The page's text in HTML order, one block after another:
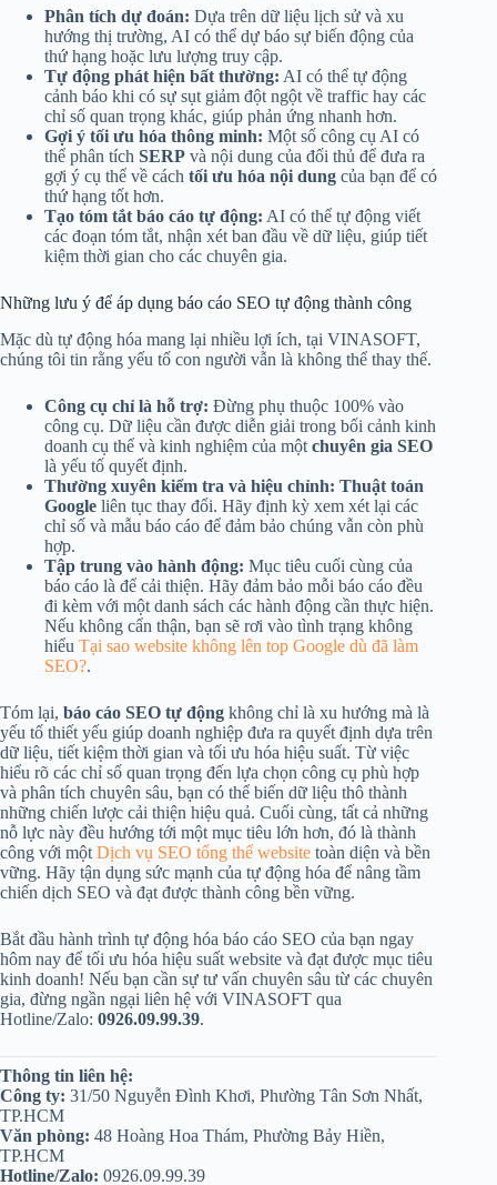
Phân tích dự đoán: Dựa trên dữ liệu lịch sử và xu
hướng thị trường, AI có thể dự báo sự biến động của
thứ hạng hoặc lưu lượng truy cập.
Tự động phát hiện bất thường: AI có thể tự động
cảnh báo khi có sự sụt giảm đột ngột về traffic hay các
chỉ số quan trọng khác, giúp phản ứng nhanh hơn.
Gợi ý tối ưu hóa thông minh: Một số công cụ AI có
thể phân tích SERP và nội dung của đối thủ để đưa ra
gợi ý cụ thể về cách tối ưu hóa nội dung của bạn để có
thứ hạng tốt hơn.
Tạo tóm tắt báo cáo tự động: AI có thể tự động viết
các đoạn tóm tắt, nhận xét ban đầu về dữ liệu, giúp tiết
kiệm thời gian cho các chuyên gia.
Những lưu ý để áp dụng báo cáo SEO tự động thành công
Mặc dù tự động hóa mang lại nhiều lợi ích, tại VINASOFT,
chúng tôi tin rằng yếu tố con người vẫn là không thể thay thế.
Công cụ chỉ là hỗ trợ: Đừng phụ thuộc 100% vào
công cụ. Dữ liệu cần được diễn giải trong bối cảnh kinh
doanh cụ thể và kinh nghiệm của một chuyên gia SEO
là yếu tố quyết định.
Thường xuyên kiểm tra và hiệu chỉnh: Thuật toán
Google liên tục thay đổi. Hãy định kỳ xem xét lại các
chỉ số và mẫu báo cáo để đảm bảo chúng vẫn còn phù
hợp.
Tập trung vào hành động: Mục tiêu cuối cùng của
báo cáo là để cải thiện. Hãy đảm bảo mỗi báo cáo đều
đi kèm với một danh sách các hành động cần thực hiện.
Nếu không cẩn thận, bạn sẽ rơi vào tình trạng không
hiểu Tại sao website không lên top Google dù đã làm
SEO?.
Tóm lại, báo cáo SEO tự động không chỉ là xu hướng mà là
yếu tố thiết yếu giúp doanh nghiệp đưa ra quyết định dựa trên
dữ liệu, tiết kiệm thời gian và tối ưu hóa hiệu suất. Từ việc
hiểu rõ các chỉ số quan trọng đến lựa chọn công cụ phù hợp
và phân tích chuyên sâu, bạn có thể biến dữ liệu thô thành
những chiến lược cải thiện hiệu quả. Cuối cùng, tất cả những
nỗ lực này đều hướng tới một mục tiêu lớn hơn, đó là thành
công với một Dịch vụ SEO tổng thể website toàn diện và bền
vững. Hãy tận dụng sức mạnh của tự động hóa để nâng tầm
chiến dịch SEO và đạt được thành công bền vững.
Bắt đầu hành trình tự động hóa báo cáo SEO của bạn ngay
hôm nay để tối ưu hóa hiệu suất website và đạt được mục tiêu
kinh doanh! Nếu bạn cần sự tư vấn chuyên sâu từ các chuyên
gia, đừng ngần ngại liên hệ với VINASOFT qua
Hotline/Zalo: 0926.09.99.39.
Thông tin liên hệ:
Công ty: 31/50 Nguyễn Đình Khơi, Phường Tân Sơn Nhất,
TP.HCM
Văn phòng: 48 Hoàng Hoa Thám, Phường Bảy Hiền,
TP.HCM
Hotline/Zalo: 0926.09.99.39